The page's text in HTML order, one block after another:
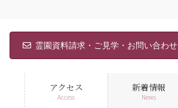
霊園資料請求・ご見学・お問い合わせ
アクセス
Access
新着情報
News